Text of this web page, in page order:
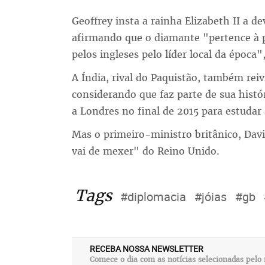
Geoffrey insta a rainha Elizabeth II a
afirmando que o diamante "pertence à
pelos ingleses pelo líder local da
A Índia, rival do Paquistão, também
considerando que faz parte de sua
a Londres no final de 2015 para
Mas o primeiro-ministro britânico,
vai de mexer" do Reino Unido.
Tags #diplomacia #jóias #gb
RECEBA NOSSA NEWSLETTER
Comece o dia com as notícias selecionadas pelo